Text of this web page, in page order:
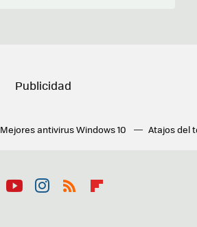
Mejores antivirus Windows 10 Atajos del